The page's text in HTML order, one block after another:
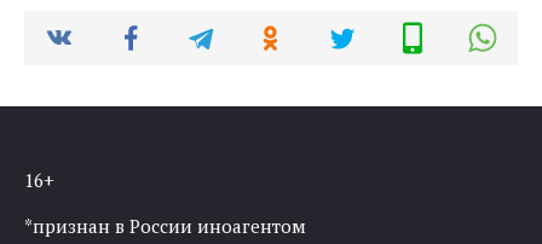
16+
*признан в России иноагентом